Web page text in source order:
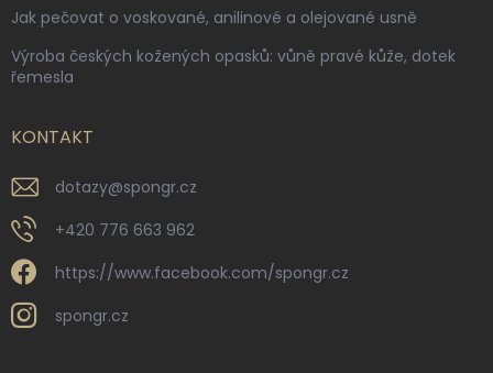
Jak pečovat o voskované, anilinové a olejované usně
Výroba českých kožených opasků: vůně pravé kůže, dotek
řemesla
KONTAKT
dotazy@spongr.cz
+420 776 663 962
https://www.facebook.com/spongr.cz
spongr.cz